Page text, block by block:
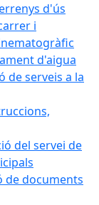
d'ús
i
d'aigua
de serveis a la
del servei de
de documents